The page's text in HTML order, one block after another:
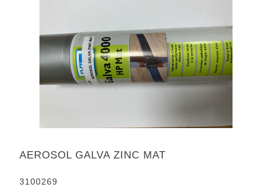
AEROSOL GALVA ZINC MAT
3100269